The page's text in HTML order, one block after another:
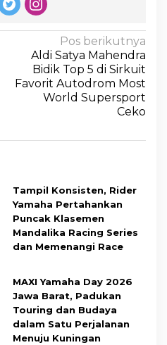
Pos berikutnya
Aldi Satya Mahendra
Bidik Top 5 di Sirkuit
Favorit Autodrom Most
World Supersport
Ceko
Tampil Konsisten, Rider
Yamaha Pertahankan
Puncak Klasemen
Mandalika Racing Series
dan Memenangi Race
MAXI Yamaha Day 2026
Jawa Barat, Padukan
Touring dan Budaya
dalam Satu Perjalanan
Menuju Kuningan